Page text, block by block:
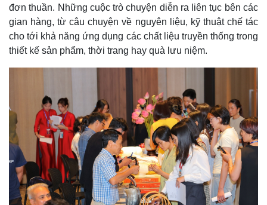
đơn thuần. Những cuộc trò chuyện diễn ra liên tục bên các
gian hàng, từ câu chuyện về nguyên liệu, kỹ thuật chế tác
cho tới khả năng ứng dụng các chất liệu truyền thống trong
thiết kế sản phẩm, thời trang hay quà lưu niệm.